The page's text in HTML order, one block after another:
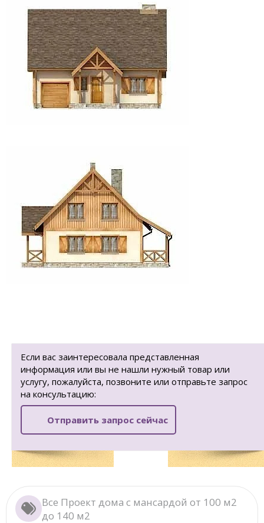
Если вас заинтересовала представленная
информация или вы не нашли нужный товар или
услугу, пожалуйста, позвоните или отправьте запрос
на консультацию:
Отправить запрос сейчас
Все Проект дома с мансардой от 100 м2
до 140 м2